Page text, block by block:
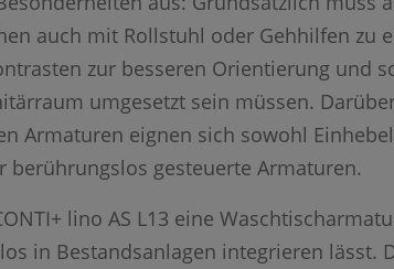
auch mit Rollstuhl oder Gehhilfen zu
zur besseren Orientierung und
umgesetzt sein müssen.
Armaturen eignen sich sowohl
gesteuerte Armaturen.
lino AS L13 eine
in Bestandsanlagen integrieren lässt.